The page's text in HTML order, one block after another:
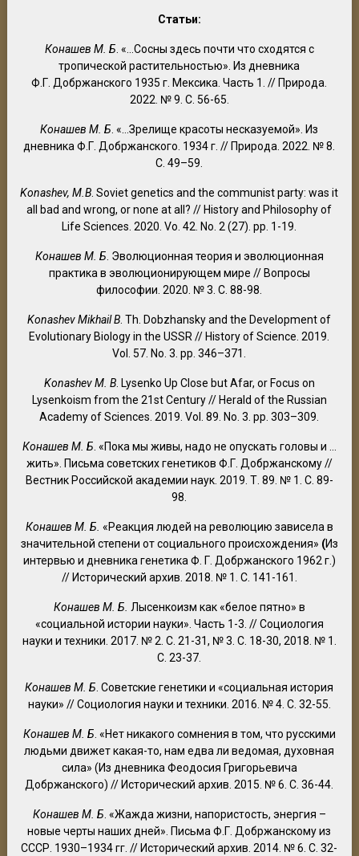
Статьи:
Конашев М. Б. «…Сосны здесь почти что сходятся с
тропической растительностью». Из дневника
Ф.Г. Добржанского 1935 г. Мексика. Часть 1. // Природа.
2022. № 9. С. 56-65.
Конашев М. Б. «…Зрелище красоты несказуемой». Из
дневника Ф.Г. Добржанского. 1934 г. // Природа. 2022. № 8.
С. 49–59.
Konashev, M.B. Soviet genetics and the communist party: was it
all bad and wrong, or none at all? // History and Philosophy of
Life Sciences. 2020. Vo. 42. No. 2 (27). pp. 1-19.
Конашев М. Б. Эволюционная теория и эволюционная
практика в эволюционирующем мире // Вопросы
философии. 2020. № 3. С. 88-98.
Konashev Mikhail B. Th. Dobzhansky and the Development of
Evolutionary Biology in the USSR // History of Science. 2019.
Vol. 57. No. 3. pp. 346–371.
Konashev M. B. Lysenko Up Close but Afar, or Focus on
Lysenkoism from the 21st Century // Herald of the Russian
Academy of Sciences. 2019. Vol. 89. No. 3. pp. 303–309.
Конашев М. Б. «Пока мы живы, надо не опускать головы и …
жить». Письма советских генетиков Ф.Г. Добржанскому //
Вестник Российской академии наук. 2019. Т. 89. № 1. С. 89-
98.
Конашев М. Б. «Реакция людей на революцию зависела в
значительной степени от социального происхождения» (Из
интервью и дневника генетика Ф. Г. Добржанского 1962 г.)
// Исторический архив. 2018. № 1. С. 141-161.
Конашев М. Б. Лысенкоизм как «белое пятно» в
«социальной истории науки». Часть 1-3. // Социология
науки и техники. 2017. № 2. С. 21-31, № 3. С. 18-30, 2018. № 1.
С. 23-37.
Конашев М. Б. Советские генетики и «социальная история
науки» // Социология науки и техники. 2016. № 4. С. 32-55.
Конашев М. Б. «Нет никакого сомнения в том, что русскими
людьми движет какая-то, нам едва ли ведомая, духовная
сила» (Из дневника Феодосия Григорьевича
Добржанского) // Исторический архив. 2015. № 6. С. 36-44.
Конашев М. Б. «Жажда жизни, напористость, энергия –
новые черты наших дней». Письма Ф.Г. Добржанскому из
СССР. 1930–1934 гг. // Исторический архив. 2014. № 6. С. 32-